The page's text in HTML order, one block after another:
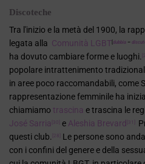
Discoteche
Tra l'inizio e la metà del 1900, la
legata alla Comunità LGBT dubbia –
ha dovuto cambiare forme e luoghi.
popolare intrattenimento
in aree poco raccomandabili, come
rappresentazione femminile ha
chiamiamo trascina e trascina le
José Sarria
[30] e Aleshia Brevard [31]
questi club.
[28] Le persone sono
con i confini del genere e della